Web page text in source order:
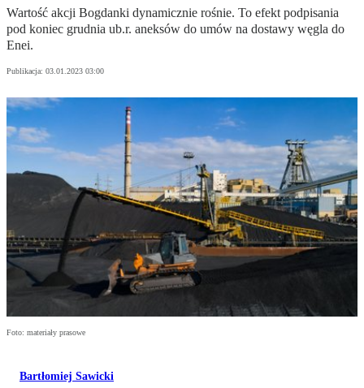
Wartość akcji Bogdanki dynamicznie rośnie. To efekt podpisania
pod koniec grudnia ub.r. aneksów do umów na dostawy węgla do
Enei.
Publikacja: 03.01.2023 03:00
Foto: materiały prasowe
Bartłomiej Sawicki